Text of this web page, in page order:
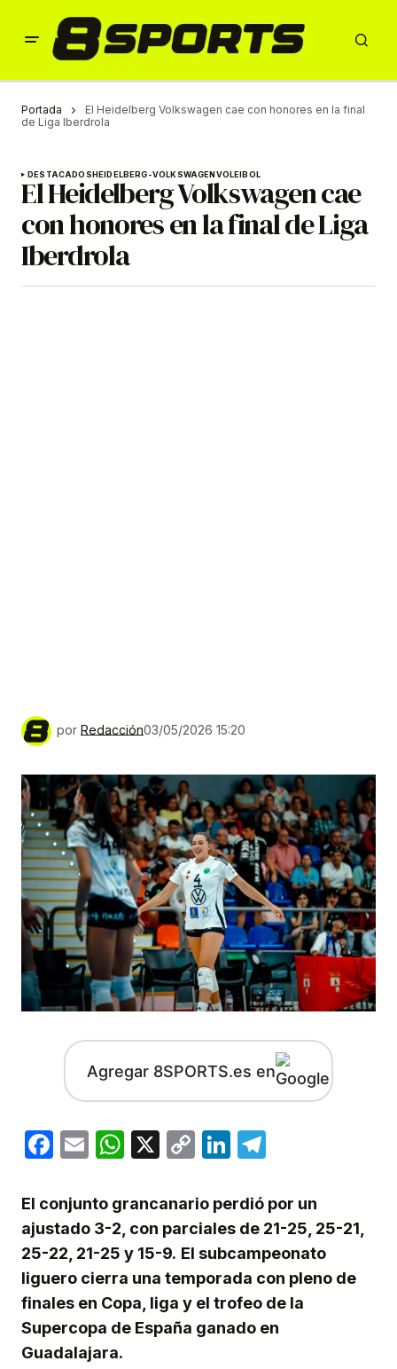
Portada
El Heidelberg Volkswagen cae con honores en la final
de Liga Iberdrola
DESTACADOSHEIDELBERG-VOLKSWAGENVOLEIBOL
El Heidelberg Volkswagen cae
con honores en la final de Liga
Iberdrola
por Redacción03/05/2026 15:20
Agregar 8SPORTS.es en
Facebook
EmailWhatsApp
X
CopyLinkedIn
El conjunto grancanario perdió por un
ajustado 3-2, con parciales de 21-25, 25-21,
25-22, 21-25 y 15-9. El subcampeonato
liguero cierra una temporada con pleno de
finales en Copa, liga y el trofeo de la
Supercopa de España ganado en
Guadalajara.